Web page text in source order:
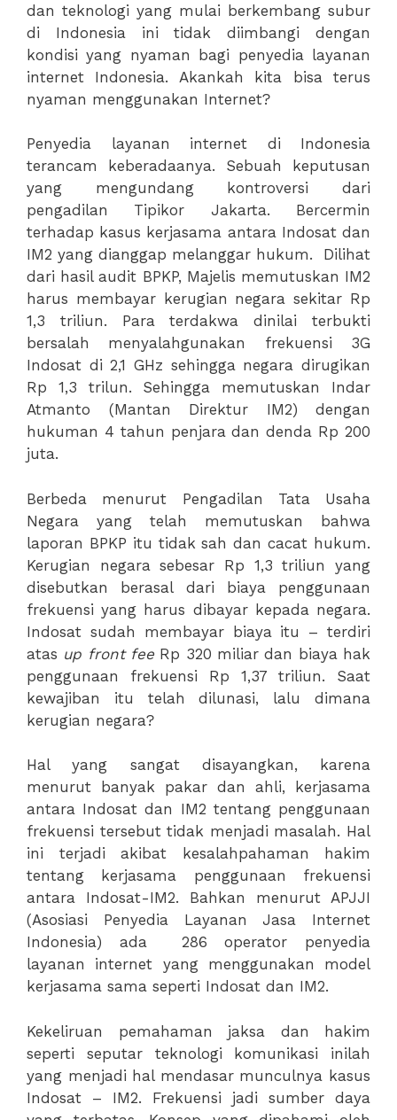
dan teknologi yang mulai berkembang subur
di Indonesia ini tidak diimbangi dengan
kondisi yang nyaman bagi penyedia layanan
internet Indonesia. Akankah kita bisa terus
nyaman menggunakan Internet?
Penyedia layanan internet di Indonesia
terancam keberadaanya. Sebuah keputusan
yang mengundang kontroversi dari
pengadilan Tipikor Jakarta. Bercermin
terhadap kasus kerjasama antara Indosat dan
IM2 yang dianggap melanggar hukum. Dilihat
dari hasil audit BPKP, Majelis memutuskan IM2
harus membayar kerugian negara sekitar Rp
1,3 triliun. Para terdakwa dinilai terbukti
bersalah menyalahgunakan frekuensi 3G
Indosat di 2,1 GHz sehingga negara dirugikan
Rp 1,3 trilun. Sehingga memutuskan Indar
Atmanto (Mantan Direktur IM2) dengan
hukuman 4 tahun penjara dan denda Rp 200
juta.
Berbeda menurut Pengadilan Tata Usaha
Negara yang telah memutuskan bahwa
laporan BPKP itu tidak sah dan cacat hukum.
Kerugian negara sebesar Rp 1,3 triliun yang
disebutkan berasal dari biaya penggunaan
frekuensi yang harus dibayar kepada negara.
Indosat sudah membayar biaya itu – terdiri
atas up front fee Rp 320 miliar dan biaya hak
penggunaan frekuensi Rp 1,37 triliun. Saat
kewajiban itu telah dilunasi, lalu dimana
kerugian negara?
Hal yang sangat disayangkan, karena
menurut banyak pakar dan ahli, kerjasama
antara Indosat dan IM2 tentang penggunaan
frekuensi tersebut tidak menjadi masalah. Hal
ini terjadi akibat kesalahpahaman hakim
tentang kerjasama penggunaan frekuensi
antara Indosat-IM2. Bahkan menurut APJJI
(Asosiasi Penyedia Layanan Jasa Internet
Indonesia) ada 286 operator penyedia
layanan internet yang menggunakan model
kerjasama sama seperti Indosat dan IM2.
Kekeliruan pemahaman jaksa dan hakim
seperti seputar teknologi komunikasi inilah
yang menjadi hal mendasar munculnya kasus
Indosat – IM2. Frekuensi jadi sumber daya